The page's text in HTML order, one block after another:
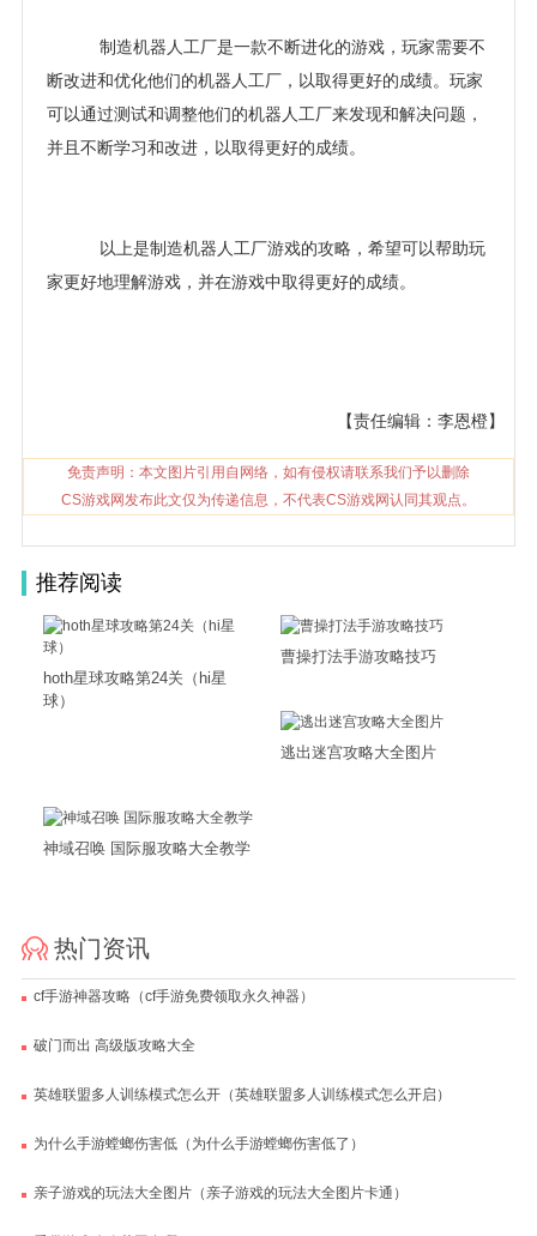
制造机器人工厂是一款不断进化的游戏，玩家需要不
断改进和优化他们的机器人工厂，以取得更好的成绩。玩家
可以通过测试和调整他们的机器人工厂来发现和解决问题，
并且不断学习和改进，以取得更好的成绩。
以上是制造机器人工厂游戏的攻略，希望可以帮助玩
家更好地理解游戏，并在游戏中取得更好的成绩。
【责任编辑：李恩橙】
免责声明：本文图片引用自网络，如有侵权请联系我们予以删除
CS游戏网发布此文仅为传递信息，不代表CS游戏网认同其观点。
推荐阅读
hoth星球攻略第24关（hi星
球）
曹操打法手游攻略技巧
逃出迷宫攻略大全图片
神域召唤 国际服攻略大全教学
热门资讯
cf手游神器攻略（cf手游免费领取永久神器）
破门而出 高级版攻略大全
英雄联盟多人训练模式怎么开（英雄联盟多人训练模式怎么开启）
为什么手游螳螂伤害低（为什么手游螳螂伤害低了）
亲子游戏的玩法大全图片（亲子游戏的玩法大全图片卡通）